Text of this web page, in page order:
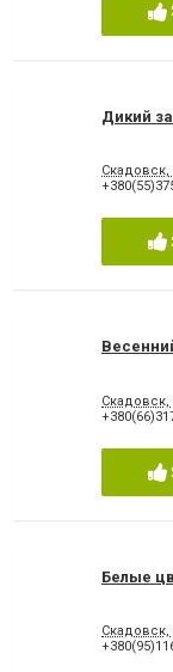
Дикий
Скадовск,
Скадовск,
Белые
Скадовск,